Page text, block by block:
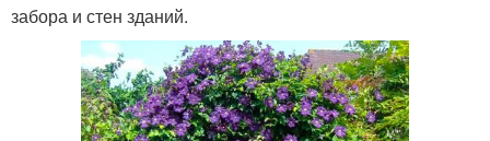
забора и стен зданий.